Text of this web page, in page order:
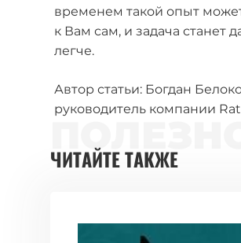
ЧИТАЙТЕ ТАКЖЕ
временем такой опыт
к Вам сам, и задача станет
легче.
Автор статьи: Богдан
руководитель компании